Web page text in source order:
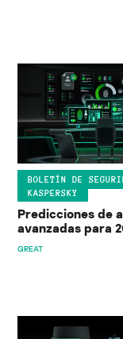
BOLETÍN DE
KASPERSKY
Predicciones de
avanzadas para
GREAT